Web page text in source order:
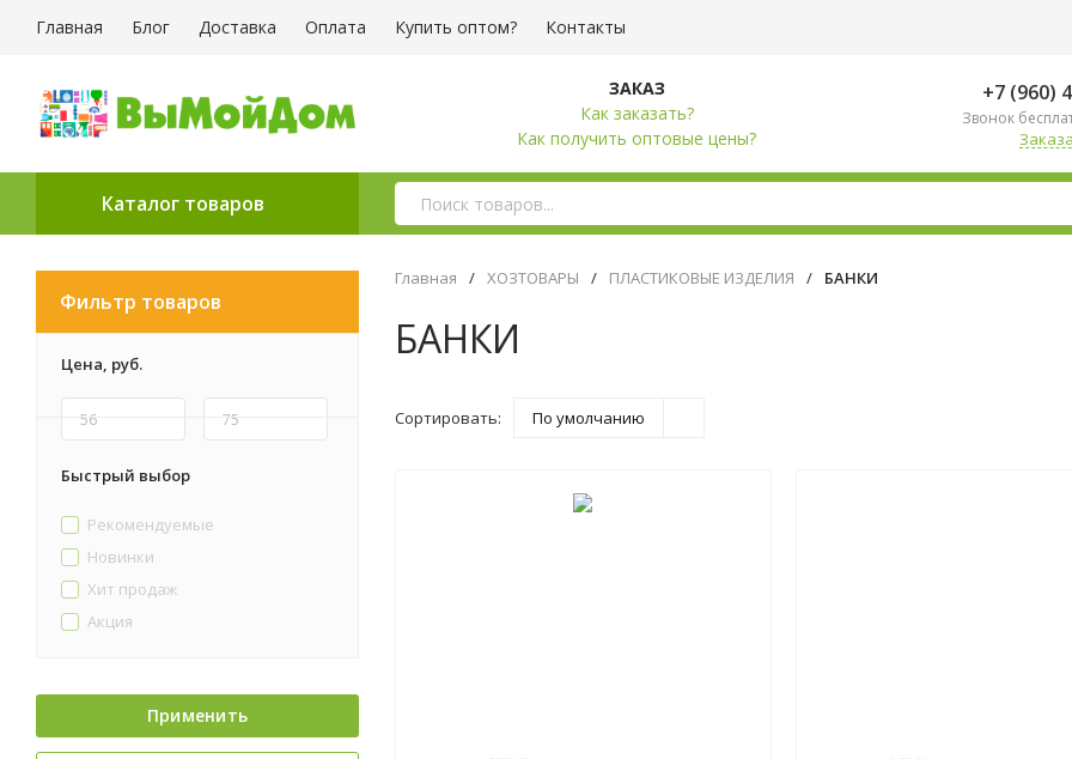
Главная Блог Доставка Оплата Купить оптом? Контакты
ЗАКАЗ
Как заказать?
Как получить оптовые цены?
+7 (960)
Звонок
Каталог товаров
Фильтр товаров
Цена, руб.
Быстрый выбор
Рекомендуемые
Новинки
Хит продаж
Акция
Применить
Главная / ХОЗТОВАРЫ / ПЛАСТИКОВЫЕ ИЗДЕЛИЯ / БАНКИ
БАНКИ
Сортировать: По умолчанию